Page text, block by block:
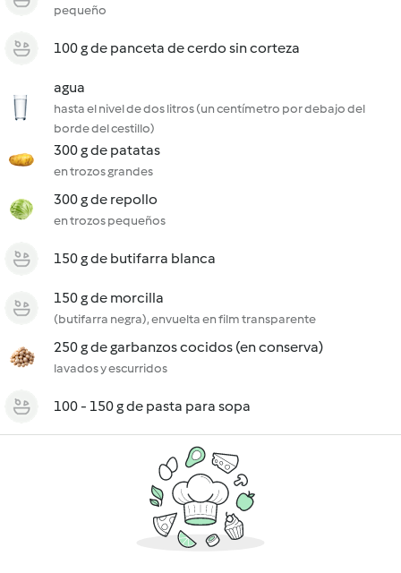
pequeño
100 g de panceta de cerdo sin corteza
agua
hasta el nivel de dos litros (un centímetro por debajo del
borde del cestillo)
300 g de patatas
en trozos grandes
300 g de repollo
en trozos pequeños
150 g de butifarra blanca
150 g de morcilla
(butifarra negra), envuelta en film transparente
250 g de garbanzos cocidos (en conserva)
lavados y escurridos
100 - 150 g de pasta para sopa